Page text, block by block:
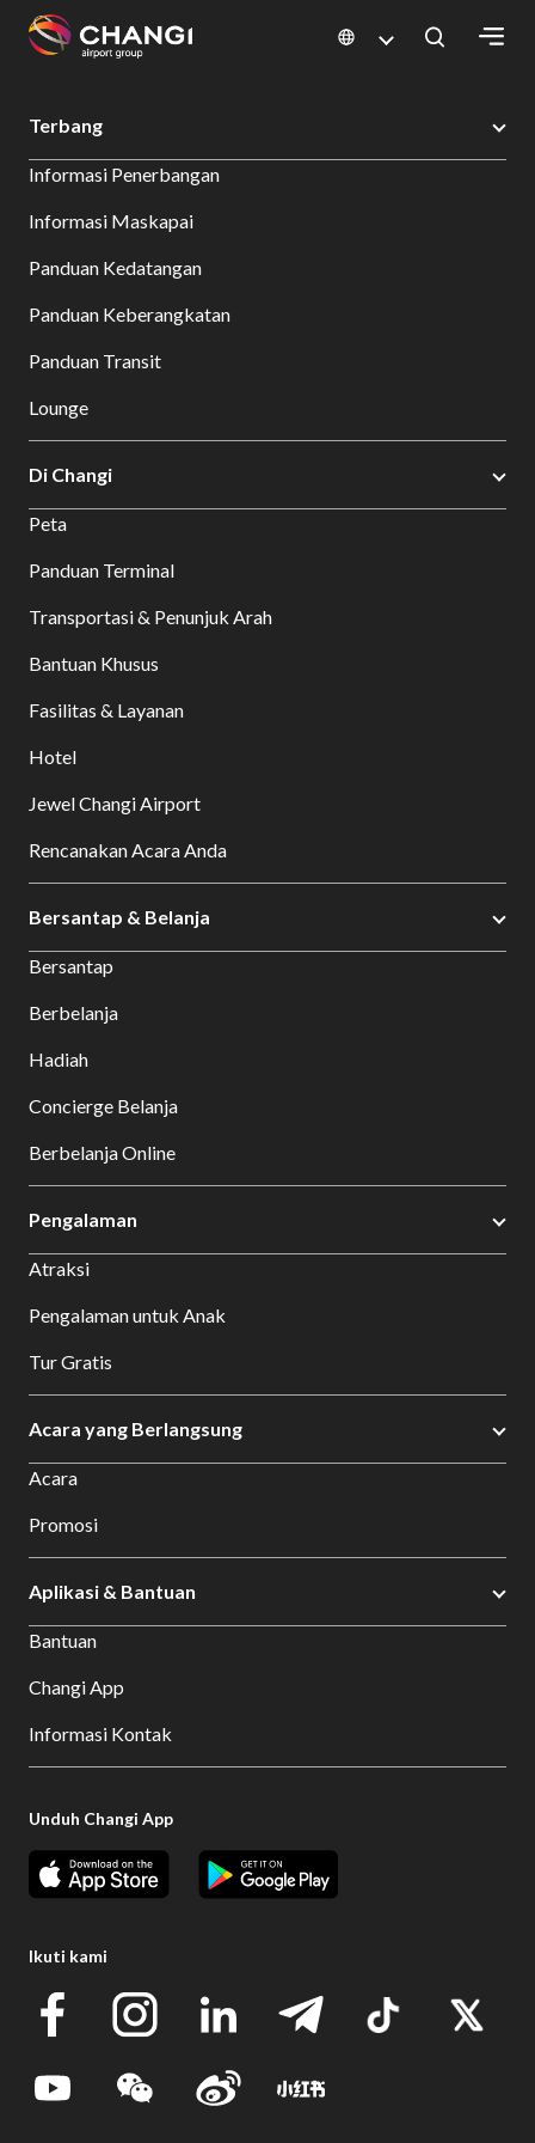
Changi
Language
Changi Airport Bersantap dan Belanja Direktori Toko Shop Detail
Terbang
Informasi Penerbangan
Informasi Maskapai
Panduan Kedatangan
Panduan Keberangkatan
Panduan Transit
Lounge
Di Changi
Peta
Panduan Terminal
Transportasi & Penunjuk Arah
Bantuan Khusus
Fasilitas & Layanan
Hotel
Jewel Changi Airport
Rencanakan Acara Anda
Bersantap & Belanja
Bersantap
Berbelanja
Hadiah
Concierge Belanja
Berbelanja Online
Pengalaman
Atraksi
Pengalaman untuk Anak
Tur Gratis
Acara yang Berlangsung
Acara
Promosi
Aplikasi & Bantuan
Bantuan
Changi App
Informasi Kontak
Unduh Changi App
Ikuti kami